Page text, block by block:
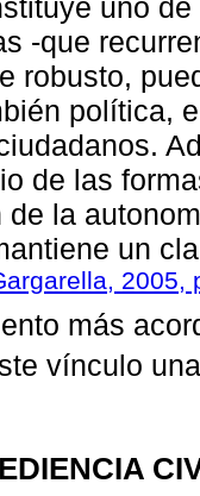
uno
-que
robusto,
política,
de las
de la
un
2005,
más
vínculo